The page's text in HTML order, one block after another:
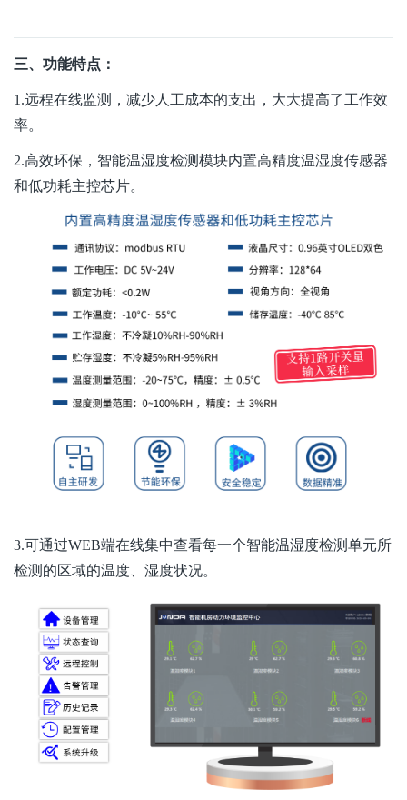
三、功能特点：
1.远程在线监测，减少人工成本的支出，大大提高了工作效
率。
2.高效环保，智能温湿度检测模块内置高精度温湿度传感器
和低功耗主控芯片。
3.可通过WEB端在线集中查看每一个智能温湿度检测单元所
检测的区域的温度、湿度状况。